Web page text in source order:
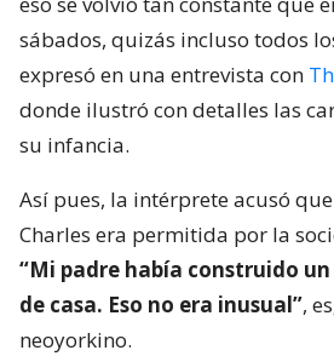
sábados, quizás incluso todos
expresó en una entrevista con
donde ilustró con detalles las
su infancia.
Así pues, la intérprete acusó
Charles era permitida por la
“Mi padre había construido
de casa. Eso no era inusual”,
neoyorkino.